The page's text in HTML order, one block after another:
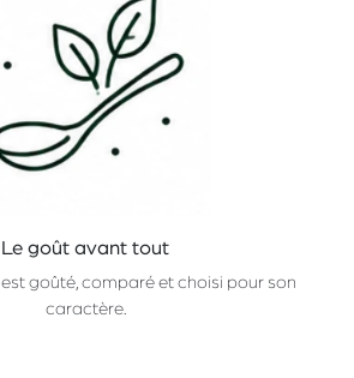
Le goût avant tout
goûté, comparé et choisi pour son
caractère.